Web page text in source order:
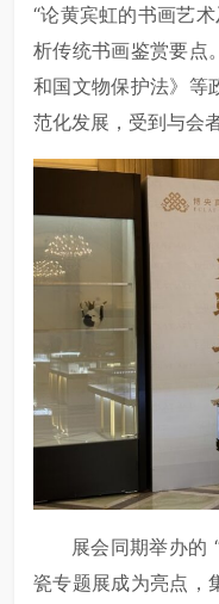
“论黄宾虹的书画艺
析传统书画鉴赏要点
和国文物保护法》等
范化发展，受到与会
展会同期举办
瓷专题展成为亮点，